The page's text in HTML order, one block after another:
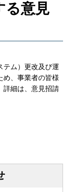
る意見
テム）更改及び運
め、事業者の皆様
詳細は、意見招請